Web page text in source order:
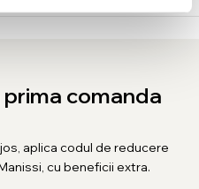
prima comanda
aplica codul de reducere
cu beneficii extra.